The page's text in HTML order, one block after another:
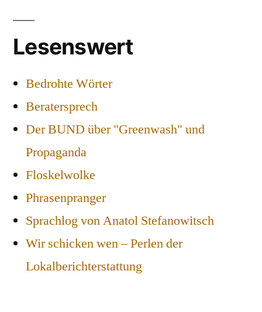
Lesenswert
Bedrohte Wörter
Beratersprech
Der BUND über "Greenwash" und
Propaganda
Floskelwolke
Phrasenpranger
Sprachlog von Anatol Stefanowitsch
Wir schicken wen – Perlen der
Lokalberichterstattung